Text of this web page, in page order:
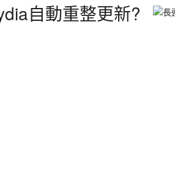
自動重整更新?